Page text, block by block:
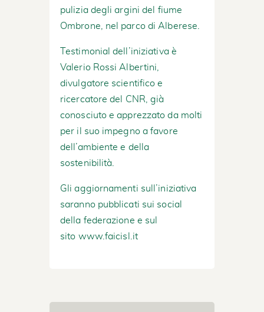
pulizia degli argini del fiume
Ombrone, nel parco di Alberese.
Testimonial dell’iniziativa è
Valerio Rossi Albertini,
divulgatore scientifico e
ricercatore del CNR, già
conosciuto e apprezzato da molti
per il suo impegno a favore
dell’ambiente e della
sostenibilità.
Gli aggiornamenti sull’iniziativa
saranno pubblicati sui social
della federazione e sul
sito www.faicisl.it